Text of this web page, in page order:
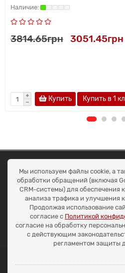
3814.65грн 3051.45грн
Купить Купить в 1
ОКЕАН ТРЕЙД
Договір публичної оферти
Доставка та оплата
Наші контакти
Умови повернення
+38 (099) 452-20-02
+38 (098) 492-20-02
office@ocean.biz.ua
Мы используем файлы cookie, а
обработки обращений (включая
CRM-системы) для обеспечения
анализа трафика и улучшения
Продолжая использование
согласие с Политикой
согласие на обработку
с действующим
регламентом защиты